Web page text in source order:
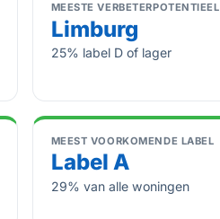
MEESTE VERBETERPOTENTIEEL
Limburg
25% label D of lager
MEEST VOORKOMENDE LABEL
Label A
29% van alle woningen